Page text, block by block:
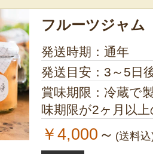
フルーツジャム
発送時期：通年
発送目安：3～5日
賞味期限：冷蔵で製
味期限が2ヶ月以
￥4,000 ～ (送料